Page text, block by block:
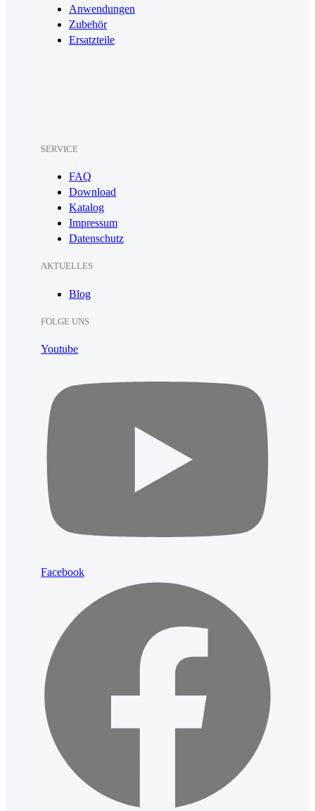
Anwendungen
Zubehör
Ersatzteile
SERVICE
FAQ
Download
Katalog
Impressum
Datenschutz
AKTUELLES
Blog
FOLGE UNS
Youtube
Facebook